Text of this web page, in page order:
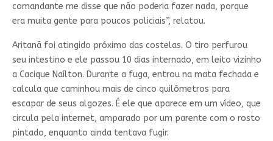
comandante me disse que não poderia fazer nada, porque
era muita gente para poucos policiais”, relatou.
Aritanã foi atingido próximo das costelas. O tiro perfurou
seu intestino e ele passou 10 dias internado, em leito vizinho
a Cacique Naílton. Durante a fuga, entrou na mata fechada e
calcula que caminhou mais de cinco quilômetros para
escapar de seus algozes. É ele que aparece em um vídeo, que
circula pela internet, amparado por um parente com o rosto
pintado, enquanto ainda tentava fugir.